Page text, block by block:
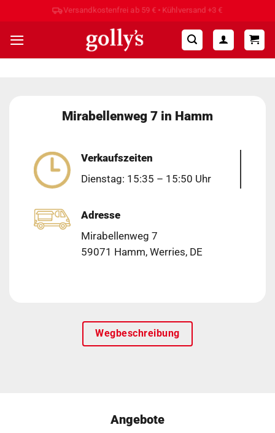
springen
Hohe Kundenzufriedenheit ⭐⭐⭐⭐⭐
Mirabellenweg 7 in Hamm
Verkaufszeiten
Dienstag: 15:35 – 15:50 Uhr
Adresse
Mirabellenweg 7
59071 Hamm, Werries, DE
Wegbeschreibung
Angebote